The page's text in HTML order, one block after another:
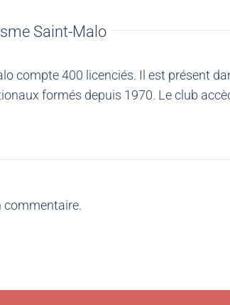
Saint-Malo
compte 400 licenciés. Il est présent
formés depuis 1970. Le club
commentaire.